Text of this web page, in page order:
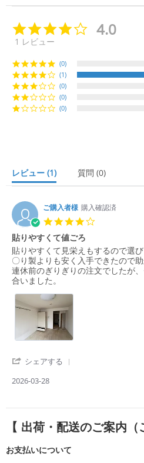
r
4.0
1 レビュー
(0)
(1)
(0)
(0)
(0)
レビュー (1) 質問 (0)
ご購入者様 購入確認済
t
a
r
貼りやすくて値ごろ
R
e
v
i
w
b
入
様
n
M
a
0
r
e
v
i
w
n
貼
す
く
て
ご
貼りやすくて見栄えもするので選び
〇り製よりも安く入手できたので助
連休前のぎりぎりの注文でしたが
合いました。
シェアする
e
R
e
2026-03-28
【 出荷・配送のご案内
お支払いについて